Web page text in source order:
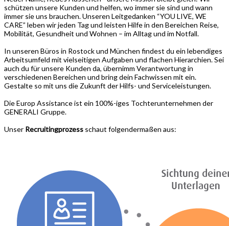
schützen unsere Kunden und helfen, wo immer sie sind und wann
immer sie uns brauchen. Unseren Leitgedanken “YOU LIVE, WE
CARE” leben wir jeden Tag und leisten Hilfe in den Bereichen Reise,
Mobilität, Gesundheit und Wohnen – im Alltag und im Notfall.
In unseren Büros in Rostock und München findest du ein lebendiges
Arbeitsumfeld mit vielseitigen Aufgaben und flachen Hierarchien. Sei
auch du für unsere Kunden da, übernimm Verantwortung in
verschiedenen Bereichen und bring dein Fachwissen mit ein.
Gestalte so mit uns die Zukunft der Hilfs- und Serviceleistungen.
Die Europ Assistance ist ein 100%-iges Tochterunternehmen der
GENERALI Gruppe.
Unser Recruitingprozess schaut folgendermaßen aus: